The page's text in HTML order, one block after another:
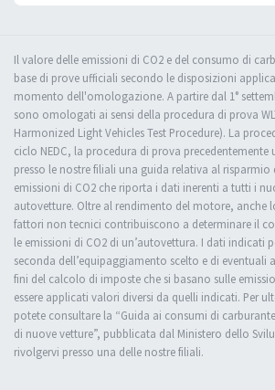
Il valore delle emissioni di CO2 e del consumo di
base di prove ufficiali secondo le disposizioni
momento dell'omologazione. A partire dal 1°
sono omologati ai sensi della procedura di prova
Harmonized Light Vehicles Test Procedure). La
ciclo NEDC, la procedura di prova precedentemente
presso le nostre filiali una guida relativa al risparmio
emissioni di CO2 che riporta i dati inerenti a tutti i
autovetture. Oltre al rendimento del motore, anche
fattori non tecnici contribuiscono a determinare il
le emissioni di CO2 di un’autovettura. I dati indicati
seconda dell’equipaggiamento scelto e di eventuali
fini del calcolo di imposte che si basano sulle
essere applicati valori diversi da quelli indicati. Per
potete consultare la “Guida ai consumi di
di nuove vetture”, pubblicata dal Ministero dello
rivolgervi presso una delle nostre filiali.